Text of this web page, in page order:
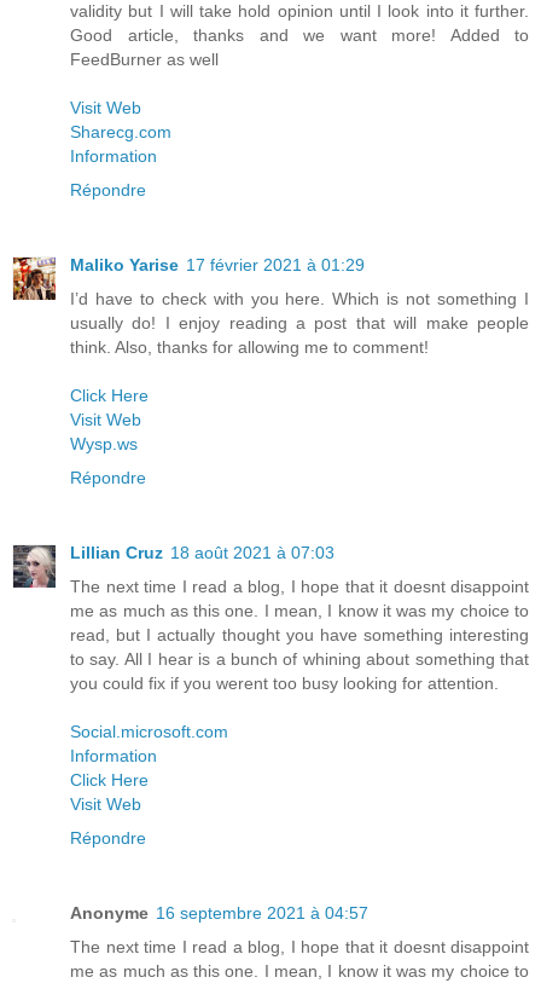
validity but I will take hold opinion until I look into it further.
Good article, thanks and we want more! Added to
FeedBurner as well
Visit Web
Sharecg.com
Information
Répondre
Maliko Yarise 17 février 2021 à 01:29
I’d have to check with you here. Which is not something I
usually do! I enjoy reading a post that will make people
think. Also, thanks for allowing me to comment!
Click Here
Visit Web
Wysp.ws
Répondre
Lillian Cruz 18 août 2021 à 07:03
The next time I read a blog, I hope that it doesnt disappoint
me as much as this one. I mean, I know it was my choice to
read, but I actually thought you have something interesting
to say. All I hear is a bunch of whining about something that
you could fix if you werent too busy looking for attention.
Social.microsoft.com
Information
Click Here
Visit Web
Répondre
Anonyme 16 septembre 2021 à 04:57
The next time I read a blog, I hope that it doesnt disappoint
me as much as this one. I mean, I know it was my choice to